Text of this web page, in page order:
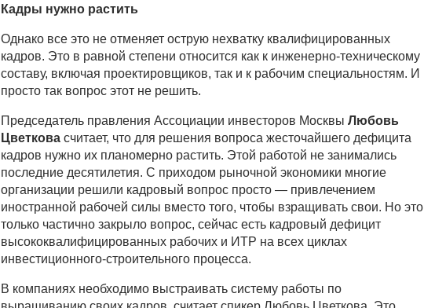
Кадры нужно растить
Однако все это не отменяет острую нехватку квалифицированных
кадров. Это в равной степени относится как к инженерно-техническому
составу, включая проектировщиков, так и к рабочим специальностям. И
просто так вопрос этот не решить.
Председатель правления Ассоциации инвесторов Москвы Любовь
Цветкова считает, что для решения вопроса жесточайшего дефицита
кадров нужно их планомерно растить. Этой работой не занимались
последние десятилетия. С приходом рыночной экономики многие
организации решили кадровый вопрос просто — привлечением
иностранной рабочей силы вместо того, чтобы взращивать свои. Но это
только частично закрыло вопрос, сейчас есть кадровый дефицит
высококвалифицированных рабочих и ИТР на всех циклах
инвестиционного-строительного процесса.
В компаниях необходимо выстраивать систему работы по